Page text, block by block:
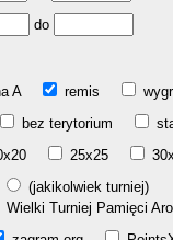
do
A remis
bez terytorium
25x25
(jakikolwiek turniej)
Wielki Turniej Pamięci